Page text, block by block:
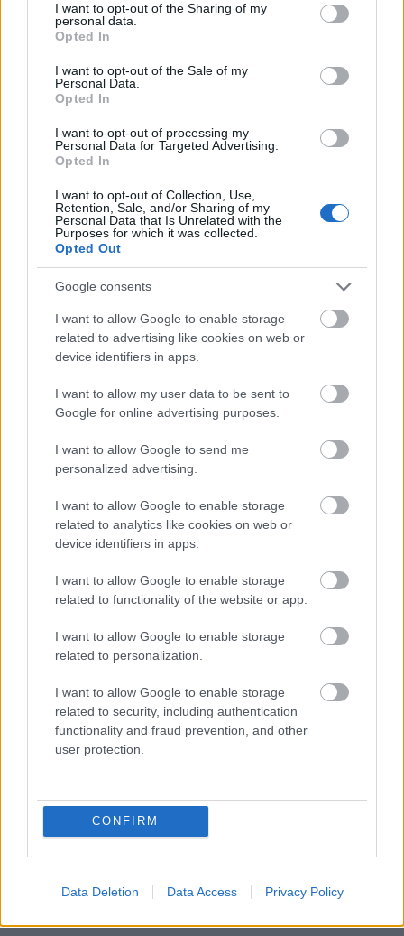
not limited to your visit or usage behaviour. You may click to
grant or deny consent to Google and its third-party tags to
use your data for below specified purposes in below Google
consent section.
I want to opt-out of the Sharing of my
personal data.
Opted In
I want to opt-out of the Sale of my
Personal Data.
Opted In
I want to opt-out of processing my
Personal Data for Targeted Advertising.
Opted In
I want to opt-out of Collection, Use,
Retention, Sale, and/or Sharing of my
Personal Data that Is Unrelated with the
Purposes for which it was collected.
Opted Out
Google consents
I want to allow Google to enable storage
related to advertising like cookies on web or
device identifiers in apps.
I want to allow my user data to be sent to
Google for online advertising purposes.
I want to allow Google to send me
personalized advertising.
I want to allow Google to enable storage
related to analytics like cookies on web or
device identifiers in apps.
I want to allow Google to enable storage
related to functionality of the website or app.
I want to allow Google to enable storage
related to personalization.
I want to allow Google to enable storage
related to security, including authentication
functionality and fraud prevention, and other
user protection.
CONFIRM
Data Deletion Data Access Privacy Policy
Η τουριστική άνοδος της Αλβανίας: Πώς
κατάφερε να εδραιωθεί ως δημοφιλής
ευρωπαϊκός προορισμός
14 Ιουνίου 2024, 14:13
Το 2023 η Αλβανία κατατάχθηκε... 4η παγκοσμίως (!)για τη μεγαλύτερη
ποσοστιαία αύξηση στις διεθνείς τουριστικές αφίξεις, καταγράφοντας
αύξηση 56% σε σχέση με το 2019. Η Αλβανία...
οι παραθαλάσσιες ακτές της – Ξένα μέσα τις
χαρακτηρίζουν ως τις «Μαλδίβες της Ευρώπης»
Ξένα μέσα και τουριστικοί πράκτορες στρέφουν το βλέμμα σε έναν
ανερχόμενο καλοκαιρινό προορισμό, την Αλβανική Ριβιέρα που
- Advertisement -